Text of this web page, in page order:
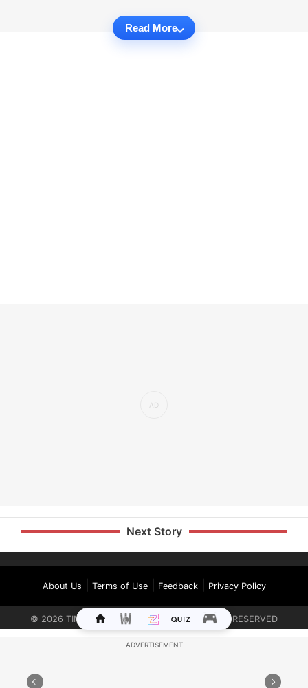
Read More
Next Story
About Us Terms of Use| Feedback| Privacy Policy
© 2026 TIMES INTERNET LIMITED. ALL RIGHTS RESERVED